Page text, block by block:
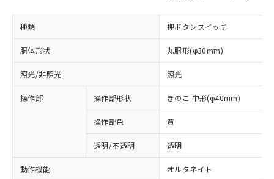
種類 押ボタンスイッチ
胴体形状 丸胴形(φ30mm)
照光/非照光 照光
操作部 操作部形状 きのこ 中形(φ40mm)
操作部色 黄
透明/不透明 透明
動作機能 オルタネイト